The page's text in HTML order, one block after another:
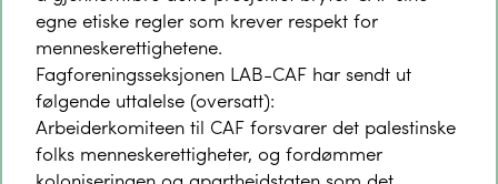
egne etiske regler som krever respekt for
menneskerettighetene.
Fagforeningsseksjonen LAB-CAF har sendt ut
følgende uttalelse (oversatt):
Arbeiderkomiteen til CAF forsvarer det palestinske
folks menneskerettigheter, og fordømmer